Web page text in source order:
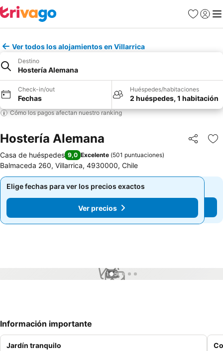
Favoritos
Iniciar
Ver todos los alojamientos en Villarrica
Destino
Hostería Alemana
Check-in/out
Fechas
Huéspedes/habitaciones
2 huéspedes, 1 habitación
Cómo los pagos afectan nuestro ranking
Hostería Alemana Compartir
Casa de huéspedes 9,0 Excelente (501 puntuaciones)
Balmaceda 260, Villarrica, 4930000, Chile
Elige fechas para ver los precios exactos
Ver precios
Elige fechas para ver los precios exactos
Ver precios
1 / 5
Información importante
Jardín tranquilo